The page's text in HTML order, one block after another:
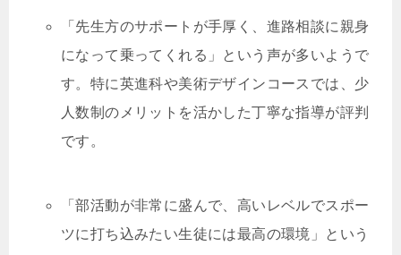
「先生方のサポートが手厚く、進路相談に親身
になって乗ってくれる」という声が多いようで
す。特に英進科や美術デザインコースでは、少
人数制のメリットを活かした丁寧な指導が評判
です。
「部活動が非常に盛んで、高いレベルでスポー
ツに打ち込みたい生徒には最高の環境」という